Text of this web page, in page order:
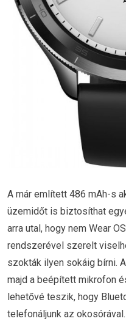
A már említett 486 mAh-s
üzemidőt is biztosíthat
arra utal, hogy nem Wear
rendszerével szerelt
szokták ilyen sokáig bírni.
majd a beépített mikrofon
lehetővé teszik, hogy
telefonáljunk az